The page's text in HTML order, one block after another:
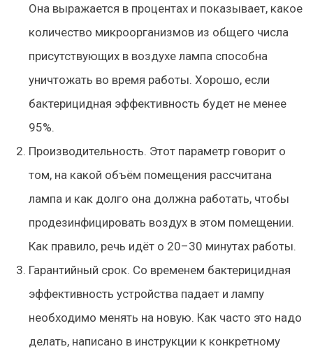
Она выражается в процентах и показывает, какое
количество микроорганизмов из общего числа
присутствующих в воздухе лампа способна
уничтожать во время работы. Хорошо, если
бактерицидная эффективность будет не менее
95%.
Производительность. Этот параметр говорит о
том, на какой объём помещения рассчитана
лампа и как долго она должна работать, чтобы
продезинфицировать воздух в этом помещении.
Как правило, речь идёт о 20–30 минутах работы.
Гарантийный срок. Со временем бактерицидная
эффективность устройства падает и лампу
необходимо менять на новую. Как часто это надо
делать, написано в инструкции к конкретному